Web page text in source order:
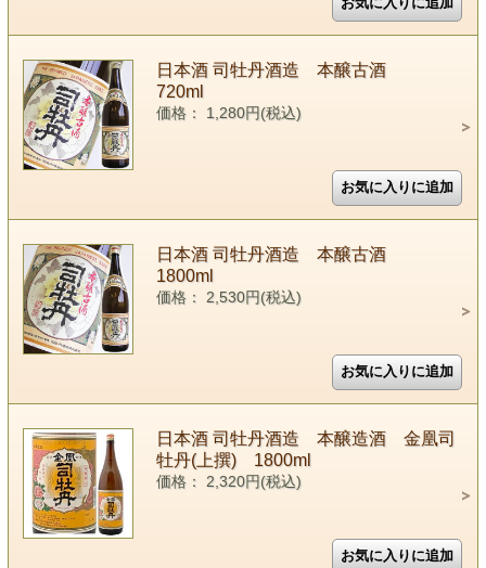
日本酒 司牡丹酒造 本醸古酒
720ml
価格： 1,280円(税込)
日本酒 司牡丹酒造 本醸古酒
1800ml
価格： 2,530円(税込)
日本酒 司牡丹酒造 本醸造酒 金凰司
牡丹(上撰) 1800ml
価格： 2,320円(税込)